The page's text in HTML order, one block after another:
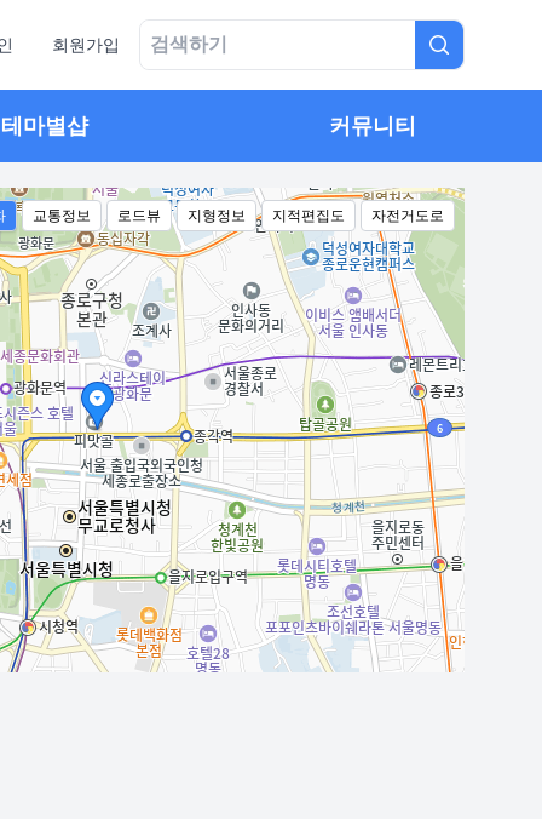
회원가입
테마별샵 커뮤니티
교통정보 로드뷰 지형정보 지적편집도 자전거도로